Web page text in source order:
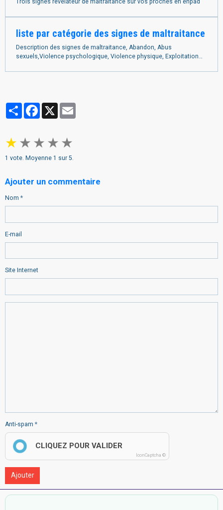
Trois signes révélateur de maltraitance sur vos proches en ehpad
liste par catégorie des signes de maltraitance
Description des signes de maltraitance, Abandon, Abus
sexuels,Violence psychologique, Violence physique, Exploitation
PartagerFacebook
★ ★ ★ ★ ★
1 vote. Moyenne 1 sur 5.
Ajouter un commentaire
Nom
E-mail
Site Internet
Anti-spam
CLIQUEZ POUR VALIDER
IconCaptcha ©
Ajouter